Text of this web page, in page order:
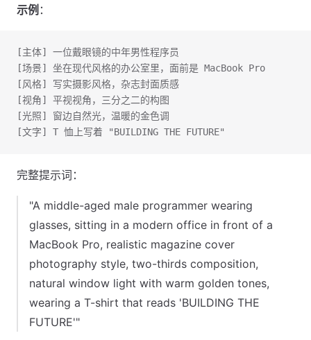
示例 ：
[主体] 一位戴眼镜的中年男性程序员
[场景] 坐在现代风格的办公室里，面前是 MacBook Pro
[风格] 写实摄影风格，杂志封面质感
[视角] 平视视角，三分之二的构图
[光照] 窗边自然光，温暖的金色调
[文字] T 恤上写着 "BUILDING THE FUTURE"
完整提示词：
"A middle-aged male programmer wearing
glasses, sitting in a modern office in front of a
MacBook Pro, realistic magazine cover
photography style, two-thirds composition,
natural window light with warm golden tones,
wearing a T-shirt that reads 'BUILDING THE
FUTURE'"